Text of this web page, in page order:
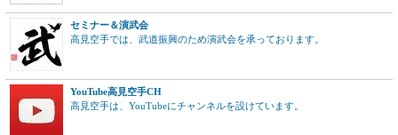
セミナー＆演武会
高見空手では、武道振興のため演武会を承っております。
YouTube高見空手CH
高見空手は、YouTubeにチャンネルを設けています。